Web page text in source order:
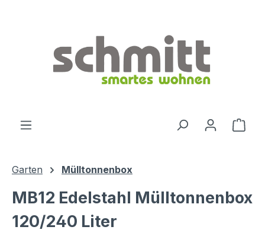
Garten Mülltonnenbox
MB12 Edelstahl Mülltonnenbox
120/240 Liter